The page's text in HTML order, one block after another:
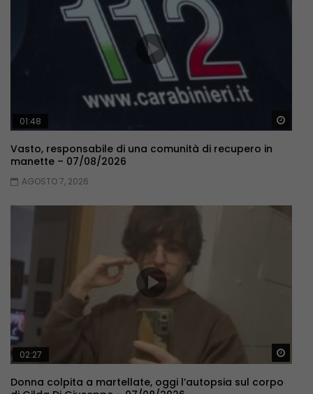
01:48
Vasto, responsabile di una comunità di recupero in
manette – 07/08/2026
AGOSTO 7, 2026
02:27
Donna colpita a martellate, oggi l’autopsia sul corpo